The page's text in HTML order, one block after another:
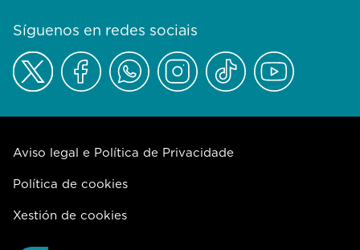
Síguenos en redes sociais
Aviso legal e Política de Privacidade
Política de cookies
Xestión de cookies